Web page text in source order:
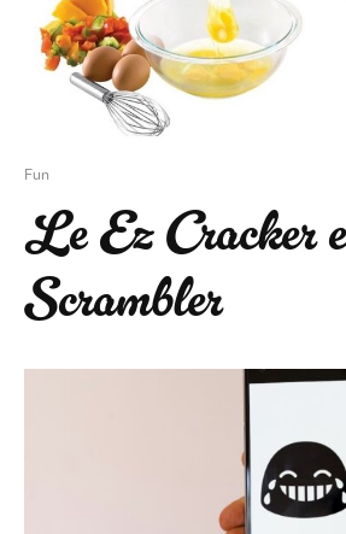
Fun
Le Ez Cracker
Scrambler